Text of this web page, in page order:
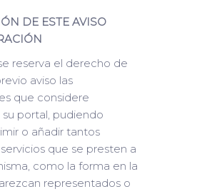
DE ESTE AVISO
reserva el derecho de
aviso las
que considere
portal, pudiendo
o añadir tantos
que se presten a
como la forma en la
representados o